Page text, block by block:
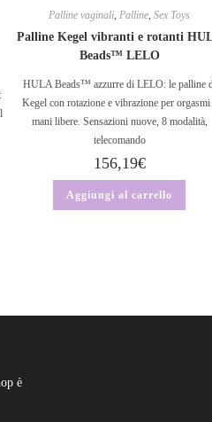
Palline vaginali,Palline,Sex Toys
Palline Kegel vibranti e rotanti
Beads™ LELO
HULA Beads™ azzurre di LELO: le palline
Kegel con rotazione e vibrazione per orgasmi
mani libere. Sensazioni nuove, 8 modalità,
telecomando
156,19€
Aggiungi al carrello
è